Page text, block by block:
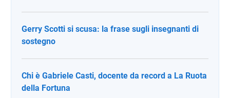
Gerry Scotti si scusa: la frase sugli insegnanti di
sostegno
Chi è Gabriele Casti, docente da record a La Ruota
della Fortuna